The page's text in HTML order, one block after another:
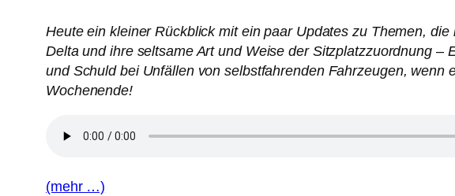
Heute ein kleiner Rückblick mit ein paar Updates zu Themen,
Delta und ihre seltsame Art und Weise der Sitzplatzzuordnung
und Schuld bei Unfällen von selbstfahrenden Fahrzeugen,
Wochenende!
(mehr …)